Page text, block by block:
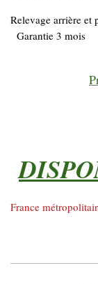
Relevage arrière et